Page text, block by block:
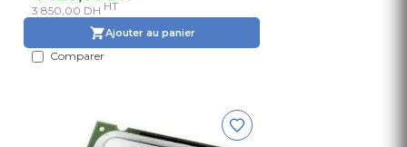
3 850,00 DH HT
Ajouter au panier
Comparer